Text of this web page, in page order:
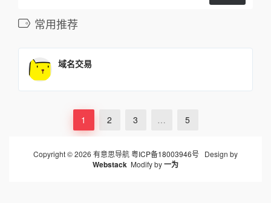
常用推荐
域名交易
1 2 3 … 5
Copyright © 2026 有意思导航粤ICP备18003946号 Design by
Webstack Modify by一为